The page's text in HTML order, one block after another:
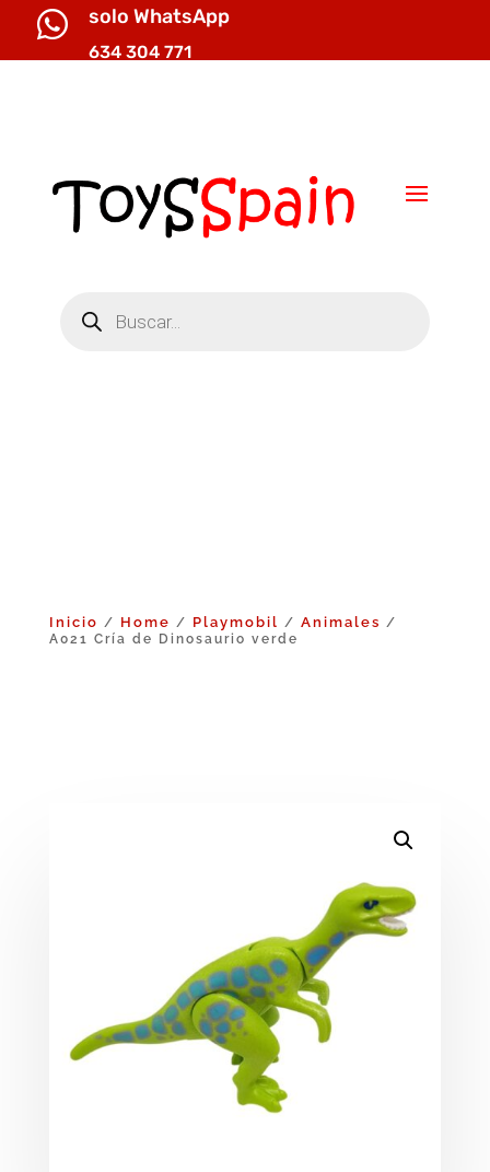
 solo WhatsApp
634 304 771
productos
Inicio / Home / Playmobil / Animales /
A021 Cría de Dinosaurio verde